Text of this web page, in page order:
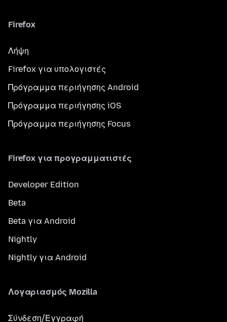
Firefox
Λήψη
Firefox για υπολογιστές
Πρόγραμμα περιήγησης Android
Πρόγραμμα περιήγησης iOS
Πρόγραμμα περιήγησης Focus
Firefox για προγραμματιστές
Developer Edition
Beta
Beta για Android
Nightly
Nightly για Android
Λογαριασμός Mozilla
Σύνδεση/Εγγραφή